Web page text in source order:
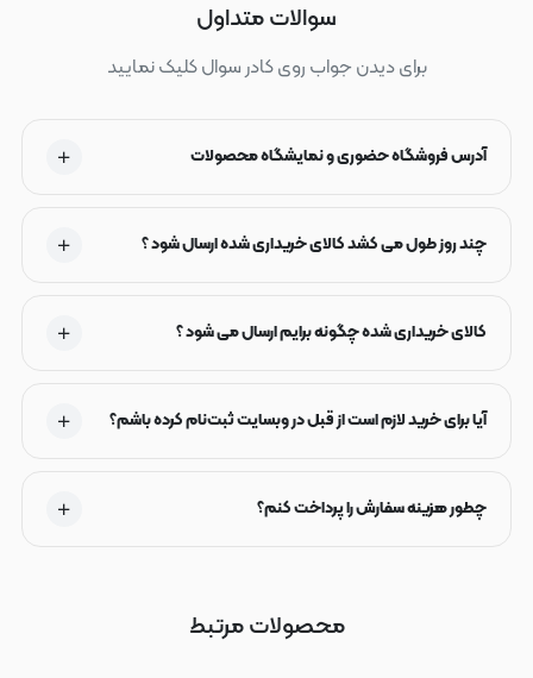
سوالات متداول
برای دیدن جواب روی کادر سوال کلیک نمایید
آدرس فروشگاه حضوری و نمایشگاه محصولات
چند روز طول می کشد کالای خریداری شده ارسال شود ؟
کالای خریداری شده چگونه برایم ارسال می شود ؟
آیا برای خرید لازم است از قبل در وبسایت ثبت‌نام کرده باشم؟
چطور هزینه سفارش را پرداخت کنم؟
محصولات مرتبط